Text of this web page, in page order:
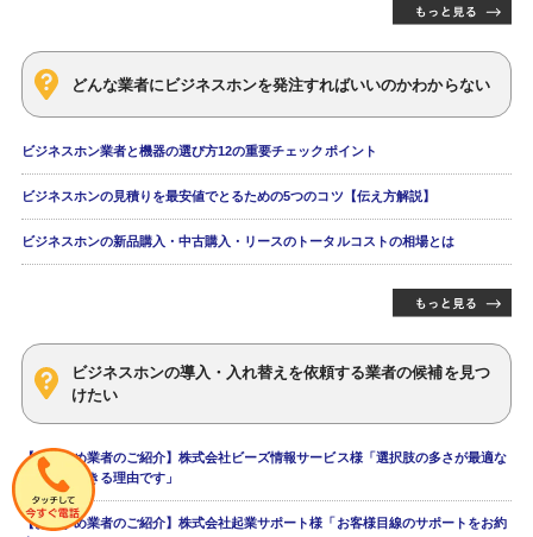
どんな業者にビジネスホンを発注すればいいのかわからない
ビジネスホン業者と機器の選び方12の重要チェックポイント
ビジネスホンの見積りを最安値でとるための5つのコツ【伝え方解説】
ビジネスホンの新品購入・中古購入・リースのトータルコストの相場とは
ビジネスホンの導入・入れ替えを依頼する業者の候補を見つ
けたい
【おすすめ業者のご紹介】株式会社ビーズ情報サービス様「選択肢の多さが最適な
ご提案をできる理由です」
【おすすめ業者のご紹介】株式会社起業サポート様「お客様目線のサポートをお約